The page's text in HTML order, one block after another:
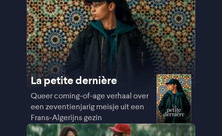
La petite dernière
Queer coming-of-age verhaal over
een zeventienjarig meisje uit een
Frans-Algerijns gezin